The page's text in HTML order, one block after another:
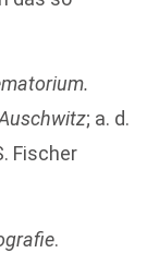
; a. d.
Fischer
.